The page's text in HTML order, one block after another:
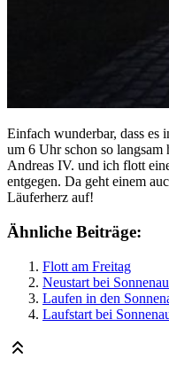
Einfach wunderbar, dass es
um 6 Uhr schon so
Andreas IV. und ich flott
entgegen. Da geht einem
Läuferherz auf!
Ähnliche Beiträge:
Flott am Freitag
Neustart bei
Laufen in den
Laufstart bei